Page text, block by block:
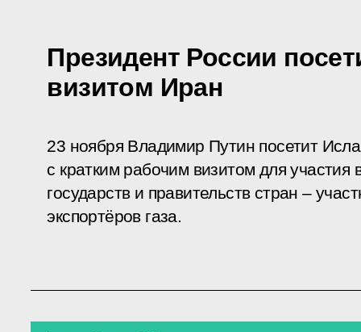
Президент России
визитом Иран
23 ноября Владимир Путин посетит
с кратким рабочим визитом для участия
государств и правительств стран –
экспортёров газа.